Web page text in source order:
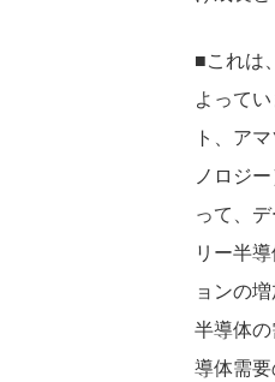
■これは
よって
ト、ア
ノロジ
って、
リー半
ョンの
半導体
導体需